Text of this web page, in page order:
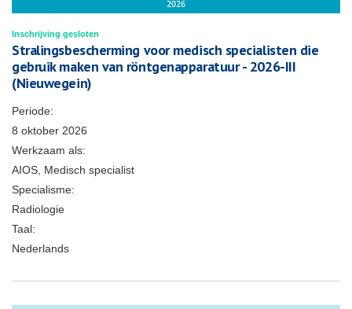
2026
Inschrijving gesloten
Stralingsbescherming voor medisch specialisten die
gebruik maken van röntgenapparatuur - 2026-III
(Nieuwegein)
Periode:
8 oktober 2026
Werkzaam als:
AIOS, Medisch specialist
Specialisme:
Radiologie
Taal:
Nederlands